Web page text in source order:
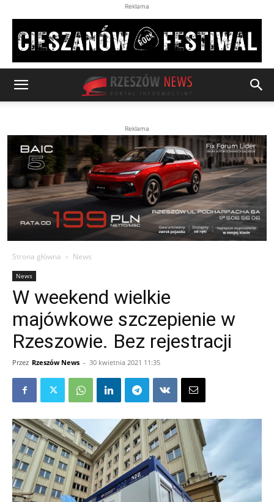
Reklama
Reklama
Strona główna News
News
W weekend wielkie
majówkowe szczepienie w
Rzeszowie. Bez rejestracji
Przez Rzeszów News - 30 kwietnia 2021 11:35